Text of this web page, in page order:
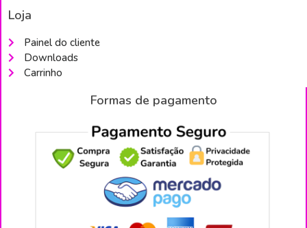
Loja
Painel do cliente
Downloads
Carrinho
Formas de pagamento